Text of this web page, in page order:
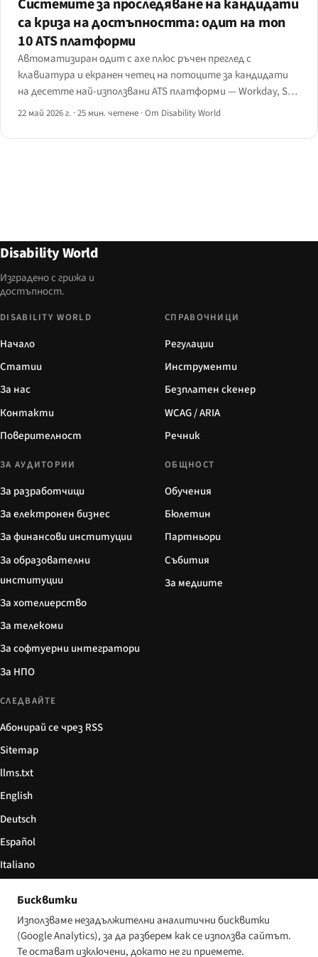
Системите за проследяване на кандидати
са криза на достъпността: одит на топ
10 ATS платформи
Автоматизиран одит с axe плюс ръчен преглед с
клавиатура и екранен четец на потоците за кандидати
на десетте най-използвани ATS платформи — Workday, SAP
SuccessFactors, Oracle Taleo, iCIMS, Greenhouse, Lever,
22 май 2026 г. ·25 мин. четене ·От Disability World
Disability World
Изградено с грижа и
достъпност.
DISABILITY WORLD
Начало
Статии
За нас
Контакти
Поверителност
СПРАВОЧНИЦИ
Регулации
Инструменти
Безплатен скенер
WCAG / ARIA
Речник
ЗА АУДИТОРИИ
За разработчици
За електронен бизнес
За финансови институции
За образователни
институции
За хотелиерство
За телекоми
За софтуерни интегратори
За НПО
ОБЩНОСТ
Обучения
Бюлетин
Партньори
Събития
За медиите
СЛЕДВАЙТЕ
Абонирай се чрез RSS
Sitemap
llms.txt
English
Deutsch
Español
Italiano
Бисквитки
Използваме незадължителни аналитични бисквитки
(Google Analytics), за да разберем как се използва сайтът.
Те остават изключени, докато не ги приемете.